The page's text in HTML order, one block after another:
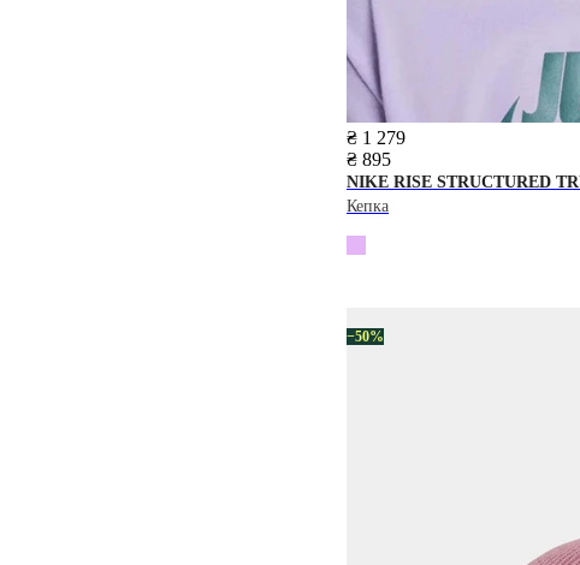
₴ 1 279
₴ 895
NIKE RISE STRUCTURED
Кепка
−50%